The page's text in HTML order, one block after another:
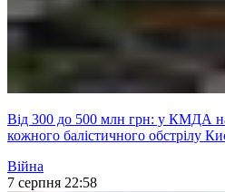
Від 300 до 500 млн грн: у КМДА
кожного балістичного обстрілу
Війна
7 серпня 22:58